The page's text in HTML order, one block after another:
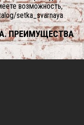
возможность,
setka_svarnaya
ПРЕИМУЩЕСТВА